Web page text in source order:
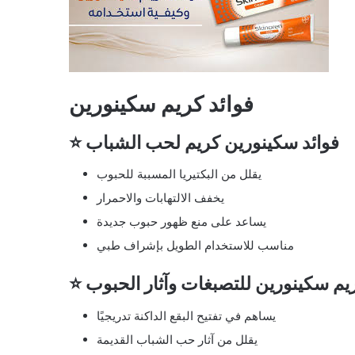
فوائد كريم سكينورين
⭐ فوائد سكينورين كريم لحب الشباب
يقلل من البكتيريا المسببة للحبوب
يخفف الالتهابات والاحمرار
يساعد على منع ظهور حبوب جديدة
مناسب للاستخدام الطويل بإشراف طبي
كريم سكينورين للتصبغات وآثار الحبوب
يساهم في تفتيح البقع الداكنة تدريجيًا
يقلل من آثار حب الشباب القديمة